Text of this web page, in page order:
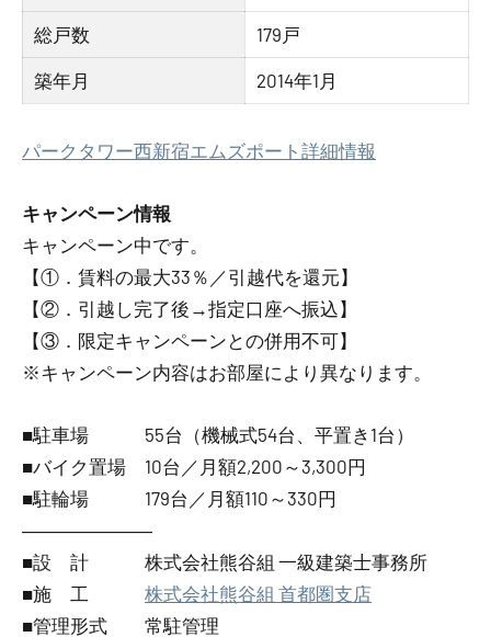
総戸数 179戸
築年月 2014年1月
パークタワー西新宿エムズポート詳細情報
キャンペーン情報
キャンペーン中です。
【①．賃料の最大33％／引越代を還元】
【②．引越し完了後→指定口座へ振込】
【③．限定キャンペーンとの併用不可】
※キャンペーン内容はお部屋により異なります。
■駐車場 55台（機械式54台、平置き1台）
■バイク置場 10台／月額2,200～3,300円
■駐輪場 179台／月額110～330円
―――――――
■設 計 株式会社熊谷組 一級建築士事務所
■施 工 株式会社熊谷組 首都圏支店
■管理形式 常駐管理